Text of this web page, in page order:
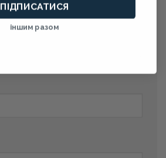
ПІДПИСАТИСЯ
іншим разом